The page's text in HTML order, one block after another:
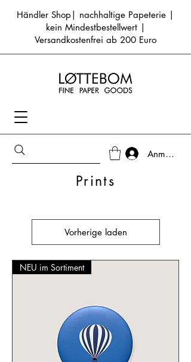
Anmelden
Händler Shop| nachhaltige Papeterie |
kein Mindestbestellwert |
Versandkostenfrei ab 200 Euro
Prints
Vorherige laden
NEU im Sortiment